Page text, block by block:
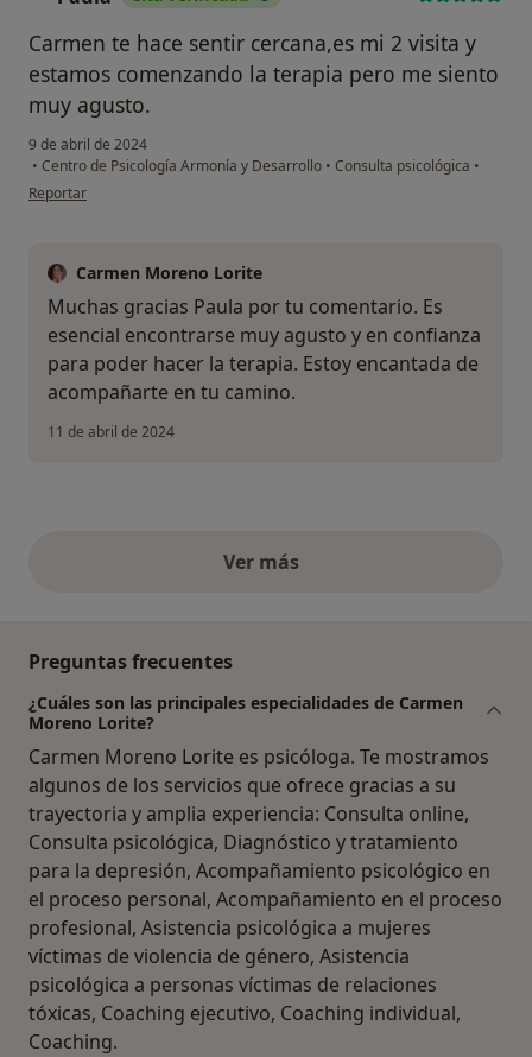
Carmen te hace sentir cercana,es mi 2 visita y
estamos comenzando la terapia pero me siento
muy agusto.
9 de abril de 2024
• Centro de Psicología Armonía y Desarrollo • Consulta psicológica •
en opinión del usuario Paula
Reportar
Carmen Moreno Lorite
Muchas gracias Paula por tu comentario. Es
esencial encontrarse muy agusto y en confianza
para poder hacer la terapia. Estoy encantada de
acompañarte en tu camino.
11 de abril de 2024
Ver másopiniones anteriores
Preguntas frecuentes
¿Cuáles son las principales especialidades de Carmen
Moreno Lorite?
Carmen Moreno Lorite es psicóloga. Te mostramos
algunos de los servicios que ofrece gracias a su
trayectoria y amplia experiencia: Consulta online,
Consulta psicológica, Diagnóstico y tratamiento
para la depresión, Acompañamiento psicológico en
el proceso personal, Acompañamiento en el proceso
profesional, Asistencia psicológica a mujeres
víctimas de violencia de género, Asistencia
psicológica a personas víctimas de relaciones
tóxicas, Coaching ejecutivo, Coaching individual,
Coaching.